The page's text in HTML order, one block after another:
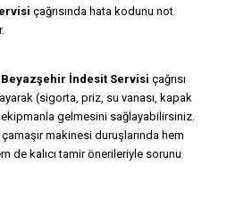
çağrısında hata kodunu not
Beyazşehir İndesit Servisi çağrısı
(sigorta, priz, su vanası, kapak
gelmesini sağlayabilirsiniz.
makinesi duruşlarında hem
de kalıcı tamir önerileriyle sorunu